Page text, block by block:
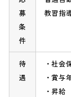
募
条
件
教習指
待
遇
社会
賞与
昇給